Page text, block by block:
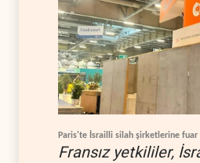
Paris'te İsrailli silah şirketlerine fuar
Fransız yetkililer,